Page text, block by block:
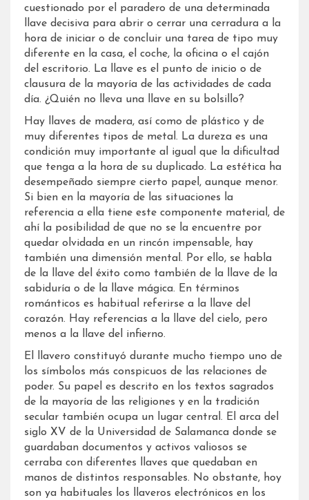
cuestionado por el paradero de una determinada
llave decisiva para abrir o cerrar una cerradura a la
hora de iniciar o de concluir una tarea de tipo muy
diferente en la casa, el coche, la oficina o el cajón
del escritorio. La llave es el punto de inicio o de
clausura de la mayoría de las actividades de cada
día. ¿Quién no lleva una llave en su bolsillo?
Hay llaves de madera, así como de plástico y de
muy diferentes tipos de metal. La dureza es una
condición muy importante al igual que la dificultad
que tenga a la hora de su duplicado. La estética ha
desempeñado siempre cierto papel, aunque menor.
Si bien en la mayoría de las situaciones la
referencia a ella tiene este componente material, de
ahí la posibilidad de que no se la encuentre por
quedar olvidada en un rincón impensable, hay
también una dimensión mental. Por ello, se habla
de la llave del éxito como también de la llave de la
sabiduría o de la llave mágica. En términos
románticos es habitual referirse a la llave del
corazón. Hay referencias a la llave del cielo, pero
menos a la llave del infierno.
El llavero constituyó durante mucho tiempo uno de
los símbolos más conspicuos de las relaciones de
poder. Su papel es descrito en los textos sagrados
de la mayoría de las religiones y en la tradición
secular también ocupa un lugar central. El arca del
siglo XV de la Universidad de Salamanca donde se
guardaban documentos y activos valiosos se
cerraba con diferentes llaves que quedaban en
manos de distintos responsables. No obstante, hoy
son ya habituales los llaveros electrónicos en los